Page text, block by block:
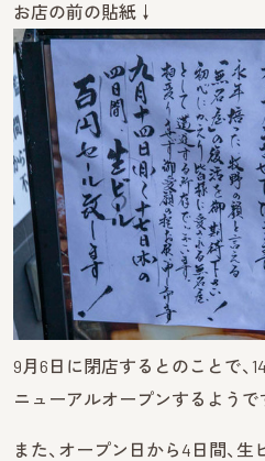
お店の前の貼紙↓
9月6日に閉店するとのことで、
ニューアルオープンするようで
また、オープン日から4日間、